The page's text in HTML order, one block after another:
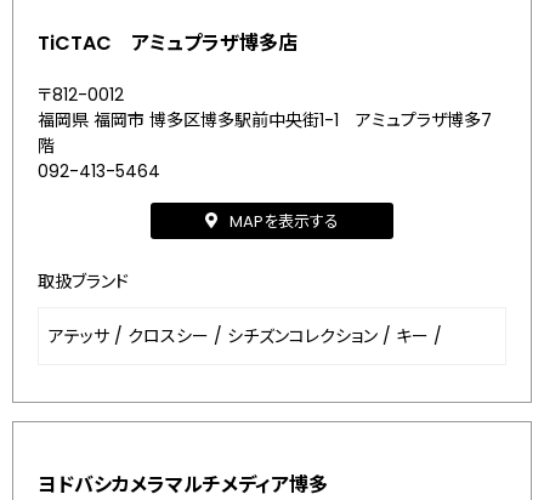
TiCTAC アミュプラザ博多店
〒812-0012
福岡県 福岡市 博多区博多駅前中央街1-1 アミュプラザ博多7
階
092-413-5464
MAPを表示する
取扱ブランド
アテッサ / クロスシー / シチズンコレクション / キー /
ヨドバシカメラマルチメディア博多